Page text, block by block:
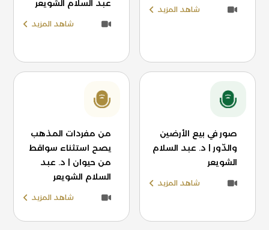
شاهد المزيد
عبد السلام الشويعر
شاهد المزيد
صور في بيع الأرضين
والدّور | د. عبد السلام
الشويعر
شاهد المزيد
من مفردات المذهب
يصح استثناء سواقط
من حيوان | د. عبد
السلام الشويعر
شاهد المزيد